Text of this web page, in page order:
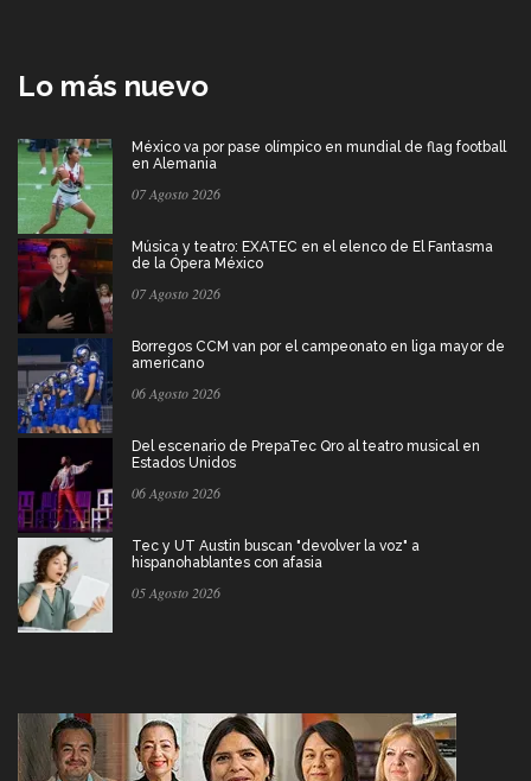
Lo más nuevo
México va por pase olímpico en mundial de flag football
en Alemania
07 Agosto 2026
Música y teatro: EXATEC en el elenco de El Fantasma
de la Ópera México
07 Agosto 2026
Borregos CCM van por el campeonato en liga mayor de
americano
06 Agosto 2026
Del escenario de PrepaTec Qro al teatro musical en
Estados Unidos
06 Agosto 2026
Tec y UT Austin buscan "devolver la voz" a
hispanohablantes con afasia
05 Agosto 2026